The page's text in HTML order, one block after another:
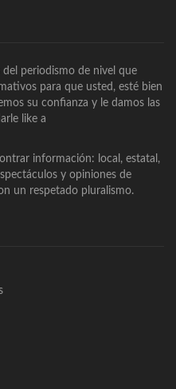
periodismo de nivel que
para que usted, esté bien
su confianza y le damos las
like a
información: local, estatal,
y opiniones de
un respetado pluralismo.